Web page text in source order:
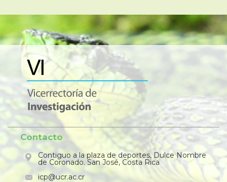
Contacto
Contiguo a la plaza de deportes, Dulce Nombre
de Coronado. San José, Costa Rica
icp@ucr.ac.cr